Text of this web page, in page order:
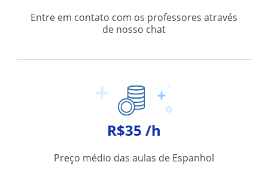
Entre em contato com os professores através
de nosso chat
R$35 /h
Preço médio das aulas de Espanhol